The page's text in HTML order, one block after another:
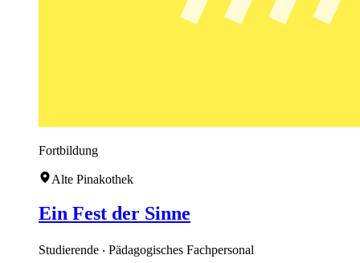
Fortbildung
Alte Pinakothek
Ein Fest der Sinne
Studierende ‧ Pädagogisches Fachpersonal